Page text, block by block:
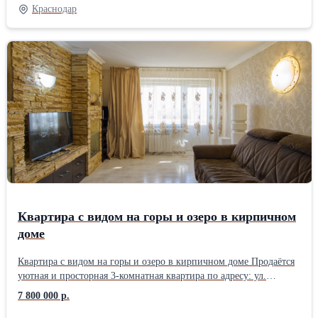
спокойной жизнью в соседстве с природой! Поблизости пляж,
много прогулочных зон и мест для пикника. Инфраструктура
развитая: магазины, пекарни, пиццерия, овощные лавки - все в
пешей доступности. Общественный транспорт хорошо развит,
так что отсюда вы сможете добираться в любой район
Краснодара. Недорогое жилье с приятными бонусами! Успейте
купить! Звоните!
Краснодар
Квартира с видом на горы и озеро в кирпичном
доме
Квартира с видом на горы и озеро в кирпичном доме Продаётся
уютная и просторная 3-комнатная квартира по адресу: ул.
Ставропольская, 221/2. 8 этаж / 9, кирпичный дом 1981 года
постройки. Общая площадь — 58,6 м² (65,2 м² с балконом).
7 800 000 р.